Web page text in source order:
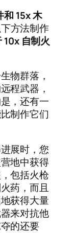
和 15x 木
方法制作
自制火
物群落，
程武器，
，还有一
制作它们
展时，您
地中获得
包括火枪
药，而且
获得大量
来对抗他
的还要